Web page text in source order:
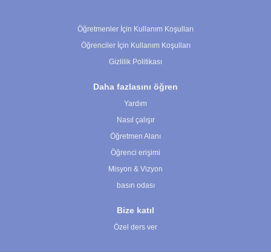
Öğretmenler İçin Kullanım Koşulları
Öğrenciler İçin Kullanım Koşulları
Gizlilik Politikası
Daha fazlasını öğren
Yardım
Nasıl çalışır
Öğretmen Alanı
Öğrenci erişimi
Misyon & Vizyon
basın odası
Bize katıl
Özel ders ver